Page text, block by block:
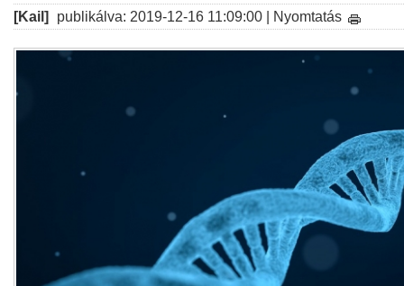
[Kail] publikálva: 2019-12-16 11:09:00 | Nyomtatás